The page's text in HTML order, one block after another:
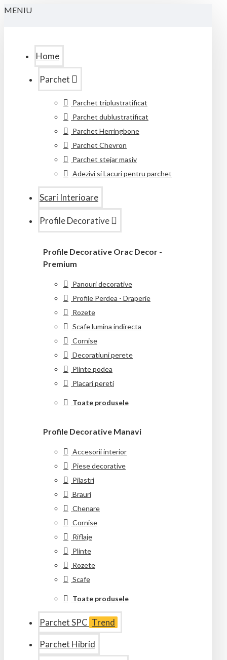
MENIU
Home
Parchet
Parchet triplustratificat
Parchet dublustratificat
Parchet Herringbone
Parchet Chevron
Parchet stejar masiv
Adezivi si Lacuri pentru parchet
Scari Interioare
Profile Decorative
Profile Decorative Orac Decor -
Premium
Panouri decorative
Profile Perdea - Draperie
Rozete
Scafe lumina indirecta
Cornise
Decoratiuni perete
Plinte podea
Placari pereti
Toate produsele
Profile Decorative Manavi
Accesorii interior
Piese decorative
Pilastri
Brauri
Chenare
Cornise
Riflaje
Plinte
Rozete
Scafe
Toate produsele
Parchet SPC Trend
Parchet Hibrid